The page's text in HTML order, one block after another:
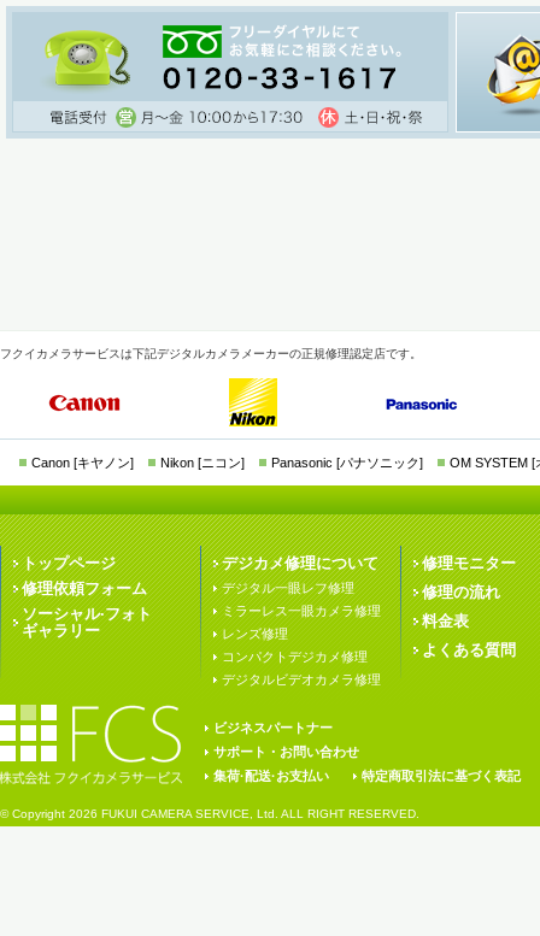
フクイカメラサービスは下記デジタルカメラメーカーの正規修理認定店です。
Canon [キヤノン] Nikon [ニコン] Panasonic [パナソニック] OM SYSTEM [
トップページ
修理依頼フォーム
ソーシャル·フォト
ギャラリー
デジカメ修理について
デジタル一眼レフ修理
ミラーレス一眼カメラ修理
レンズ修理
コンパクトデジカメ修理
デジタルビデオカメラ修理
修理モニター
修理の流れ
料金表
よくある質問
ビジネスパートナー
サポート・お問い合わせ
集荷·配送·お支払い
特定商取引法に基づく表記
© Copyright 2026 FUKUI CAMERA SERVICE, Ltd. ALL RIGHT RESERVED.